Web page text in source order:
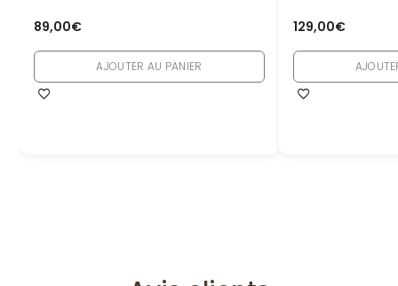
89,00€
AJOUTER AU PANIER
129,00€